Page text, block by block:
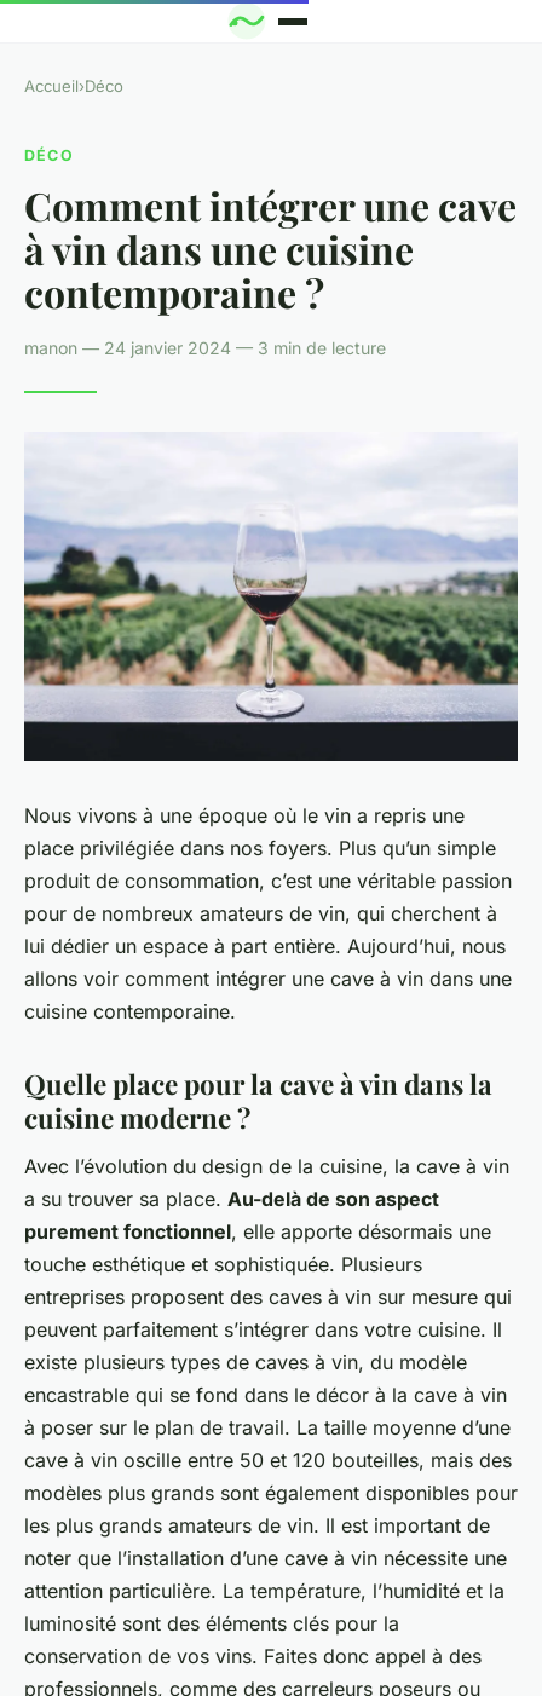
Accueil›Déco
DÉCO
Comment intégrer une cave
à vin dans une cuisine
contemporaine ?
manon — 24 janvier 2024 — 3 min de lecture
Nous vivons à une époque où le vin a repris une
place privilégiée dans nos foyers. Plus qu’un simple
produit de consommation, c’est une véritable passion
pour de nombreux amateurs de vin, qui cherchent à
lui dédier un espace à part entière. Aujourd’hui, nous
allons voir comment intégrer une cave à vin dans une
cuisine contemporaine.
Quelle place pour la cave à vin dans la
cuisine moderne ?
Avec l’évolution du design de la cuisine, la cave à vin
a su trouver sa place. Au-delà de son aspect
purement fonctionnel, elle apporte désormais une
touche esthétique et sophistiquée. Plusieurs
entreprises proposent des caves à vin sur mesure qui
peuvent parfaitement s’intégrer dans votre cuisine. Il
existe plusieurs types de caves à vin, du modèle
encastrable qui se fond dans le décor à la cave à vin
à poser sur le plan de travail. La taille moyenne d’une
cave à vin oscille entre 50 et 120 bouteilles, mais des
modèles plus grands sont également disponibles pour
les plus grands amateurs de vin. Il est important de
noter que l’installation d’une cave à vin nécessite une
attention particulière. La température, l’humidité et la
luminosité sont des éléments clés pour la
conservation de vos vins. Faites donc appel à des
professionnels, comme des carreleurs poseurs ou